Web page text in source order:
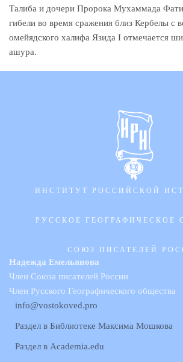
Талиба и дочери Пророка Мухаммада
гибели во время сражения близ Кербелы с
омейядского халифа Язида I отмечается
ашура.
ИНСТИТУТ РОССИЙСКОЙ
РУССКОЕ ГЕОГРАФИЧЕСКОЕ
СОЮЗ ПИСАТЕЛЕЙ
Надежда Емельянова
Член Союза писателей России
Член Русского Географического общества
info@vostokoved.pro
Раздел в Библиотеке Максима Мошкова
Раздел в Academia.edu